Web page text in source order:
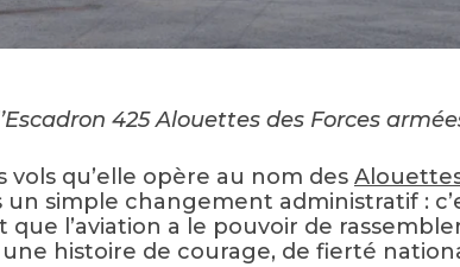
425 Alouettes des Forces
qu’elle opère au nom des
un simple changement administratif :
l’aviation a le pouvoir de
histoire de courage, de fierté